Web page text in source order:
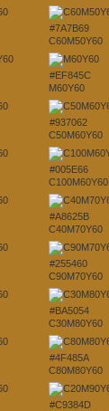
#7A7B69
C60M50Y60
#EF845C
M60Y60
#937062
C50M60Y60
#005E66
C100M60Y60
#A8625B
C40M70Y60
#255460
C90M70Y60
#BA5054
C30M80Y60
#4F485A
C80M80Y60
#C9384D